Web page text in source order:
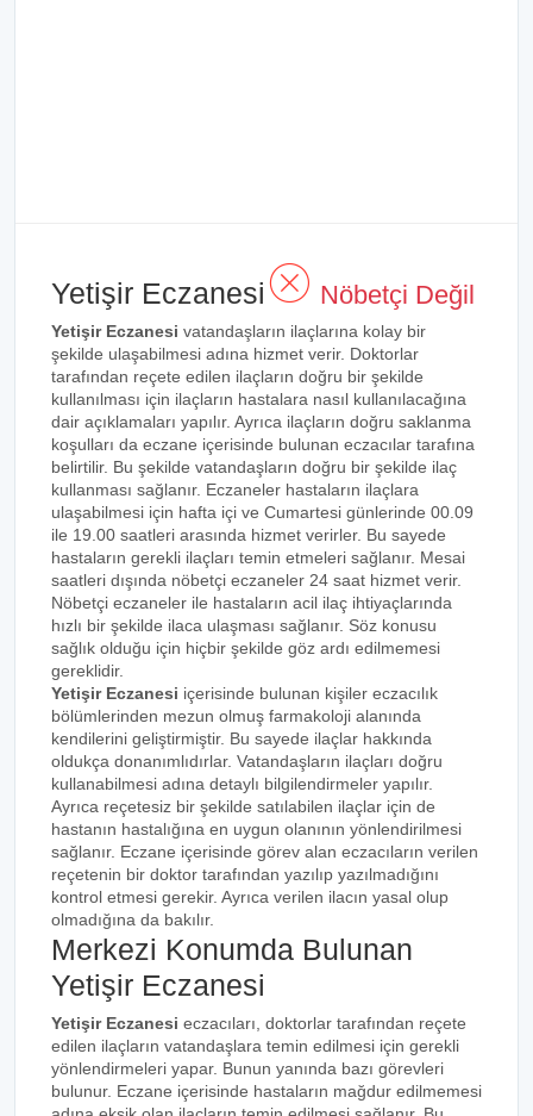
Yetişir Eczanesi Nöbetçi Değil
Yetişir Eczanesi vatandaşların ilaçlarına kolay bir
şekilde ulaşabilmesi adına hizmet verir. Doktorlar
tarafından reçete edilen ilaçların doğru bir şekilde
kullanılması için ilaçların hastalara nasıl kullanılacağına
dair açıklamaları yapılır. Ayrıca ilaçların doğru saklanma
koşulları da eczane içerisinde bulunan eczacılar tarafına
belirtilir. Bu şekilde vatandaşların doğru bir şekilde ilaç
kullanması sağlanır. Eczaneler hastaların ilaçlara
ulaşabilmesi için hafta içi ve Cumartesi günlerinde 00.09
ile 19.00 saatleri arasında hizmet verirler. Bu sayede
hastaların gerekli ilaçları temin etmeleri sağlanır. Mesai
saatleri dışında nöbetçi eczaneler 24 saat hizmet verir.
Nöbetçi eczaneler ile hastaların acil ilaç ihtiyaçlarında
hızlı bir şekilde ilaca ulaşması sağlanır. Söz konusu
sağlık olduğu için hiçbir şekilde göz ardı edilmemesi
gereklidir.
Yetişir Eczanesi içerisinde bulunan kişiler eczacılık
bölümlerinden mezun olmuş farmakoloji alanında
kendilerini geliştirmiştir. Bu sayede ilaçlar hakkında
oldukça donanımlıdırlar. Vatandaşların ilaçları doğru
kullanabilmesi adına detaylı bilgilendirmeler yapılır.
Ayrıca reçetesiz bir şekilde satılabilen ilaçlar için de
hastanın hastalığına en uygun olanının yönlendirilmesi
sağlanır. Eczane içerisinde görev alan eczacıların verilen
reçetenin bir doktor tarafından yazılıp yazılmadığını
kontrol etmesi gerekir. Ayrıca verilen ilacın yasal olup
olmadığına da bakılır.
Merkezi Konumda Bulunan
Yetişir Eczanesi
Yetişir Eczanesi eczacıları, doktorlar tarafından reçete
edilen ilaçların vatandaşlara temin edilmesi için gerekli
yönlendirmeleri yapar. Bunun yanında bazı görevleri
bulunur. Eczane içerisinde hastaların mağdur edilmemesi